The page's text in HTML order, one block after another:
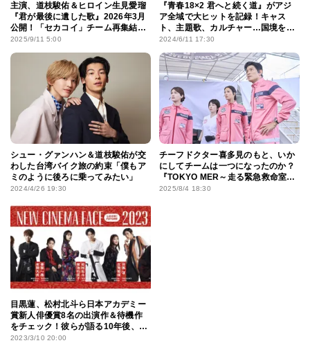
主演、道枝駿佑＆ヒロイン生見愛瑠
『君が最後に遺した歌』2026年3月
公開！「セカコイ」チーム再集結で
感涙の愛を描く
2025/9/11 5:00
『青春18×2 君へと続く道』がアジ
ア全域で大ヒットを記録！キャス
ト、主題歌、カルチャー…国境を越
えた3つのポイント
2024/6/11 17:30
シュー・グァンハン＆道枝駿佑が交
わした台湾バイク旅の約束「僕もア
ミのように後ろに乗ってみたい」
2024/4/26 19:30
チーフドクター喜多見のもと、いか
にしてチームは一つになったのか？
『TOKYO MER～走る緊急救命室～
南海ミッション』に至る「TOKYO
2025/8/4 18:30
目黒蓮、松村北斗ら日本アカデミー
賞新人俳優賞8名の出演作＆待機作
をチェック！彼らが語る10年後、20
年後の“自分像”
2023/3/10 20:00